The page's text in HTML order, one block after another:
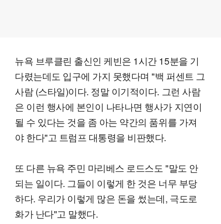
뉴욕 브루클린 출신인 케빈은 1시간 15분을 기
다렸는데도 입구에 가지 못했다며 "백 퍼센트 그
사람 (스타일)이다. 정말 이기적이다. 그런 사람
은 이런 행사에 본인이 나타나면 행사가 지연이
될 수 있다는 것을 좀 아는 약간의 품위를 가져
야 한다"고 트럼프 대통령을 비판했다.
또 다른 뉴욕 주민 마리베스 로드스도 "말도 안
되는 일이다. 그들이 이렇게 한 것은 너무 부당
하다. 우리가 이렇게 많은 돈을 썼는데, 극도로
화가 난다"고 말했다.